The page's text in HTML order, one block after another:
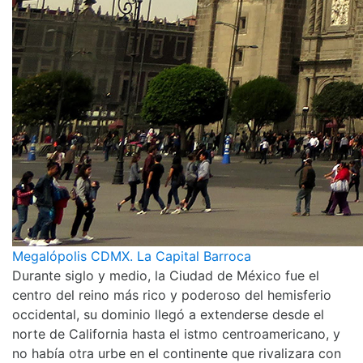
Megalópolis CDMX. La Capital Barroca
Durante siglo y medio, la Ciudad de México fue el
centro del reino más rico y poderoso del hemisferio
occidental, su dominio llegó a extenderse desde el
norte de California hasta el istmo centroamericano, y
no había otra urbe en el continente que rivalizara con